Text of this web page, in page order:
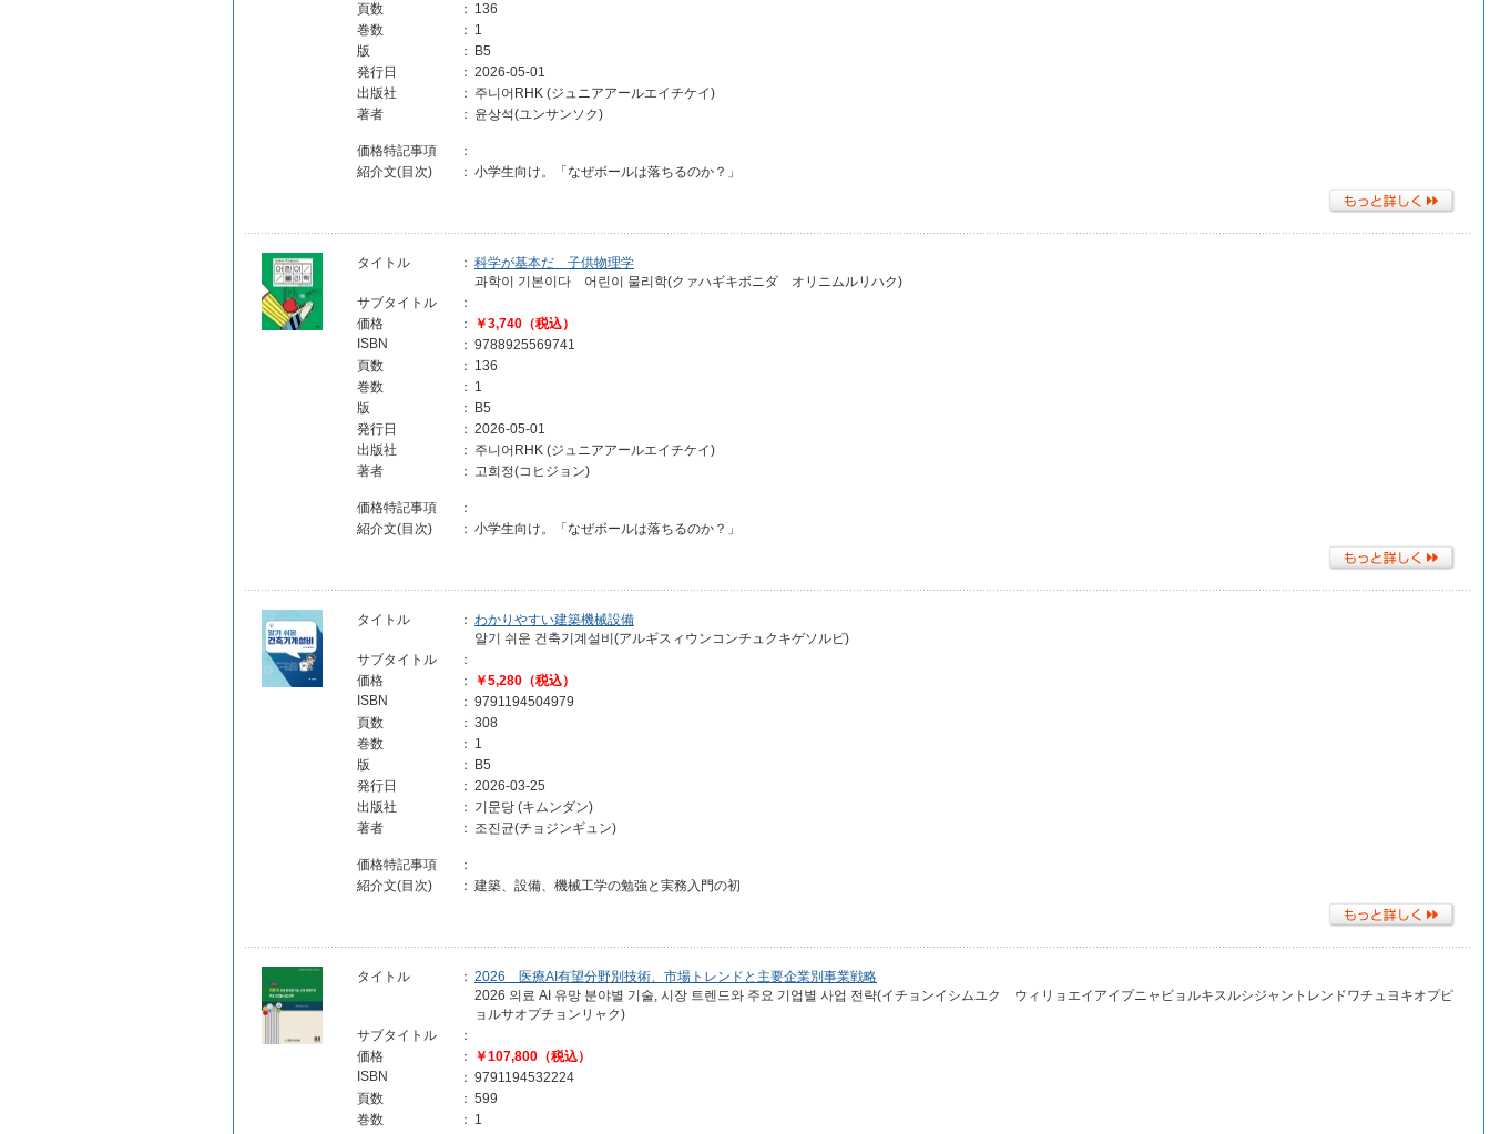
頁数
： 136
巻数
： 1
版
：
B5
発行日
： 2026-05-01
出版社
： 주니어RHK (ジュニアアールエイチケイ)
著者
： 윤상석(ユンサンソク)
価格特記事項
：
紹介文(目次)
： 小学生向け。「なぜボールは落ちるのか？」
タイトル ： 科学が基本だ 子供物理学
과학이 기본이다 어린이 물리학(クァハギキボニダ オリニムルリハク)
サブタイトル
：
価格
：
￥3,740（税込）
ISBN
： 9788925569741
頁数
： 136
巻数
： 1
版
：
B5
発行日
： 2026-05-01
出版社
： 주니어RHK (ジュニアアールエイチケイ)
著者
： 고희정(コヒジョン)
価格特記事項
：
紹介文(目次)
： 小学生向け。「なぜボールは落ちるのか？」
タイトル ： わかりやすい建築機械設備
알기 쉬운 건축기계설비(アルギスィウンコンチュクキゲソルビ)
サブタイトル
：
価格
：
￥5,280（税込）
ISBN
： 9791194504979
頁数
： 308
巻数
： 1
版
：
B5
発行日
： 2026-03-25
出版社
： 기문당 (キムンダン)
著者
： 조진균(チョジンギュン)
価格特記事項
：
紹介文(目次)
： 建築、設備、機械工学の勉強と実務入門の初
タイトル ： 2026 医療AI有望分野別技術、市場トレンドと主要企業別事業戦略
2026 의료 AI 유망 분야별 기술, 시장 트렌드와 주요 기업별 사업 전략(イチョンイシムユク ウィリョエイアイプニャビョルキスルシジャントレンドワチュヨキオプピ
ョルサオプチョンリャク)
サブタイトル
：
価格
：
￥107,800（税込）
ISBN
： 9791194532224
頁数
： 599
巻数
： 1